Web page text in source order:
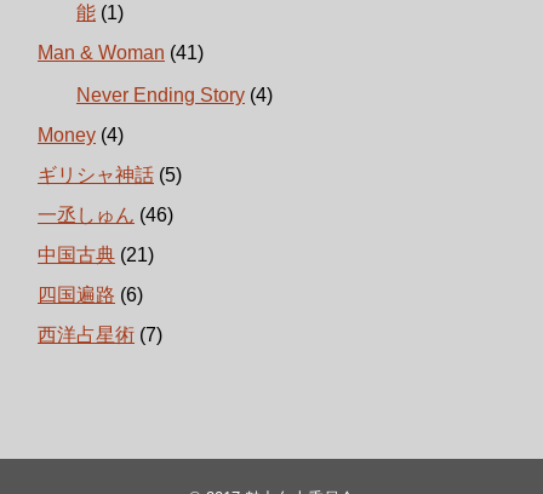
能 (1)
Man & Woman (41)
Never Ending Story (4)
Money (4)
ギリシャ神話 (5)
一丞しゅん (46)
中国古典 (21)
四国遍路 (6)
西洋占星術 (7)